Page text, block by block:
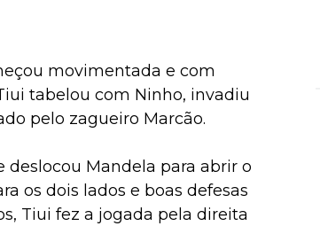
movimentada e com
tabelou com Ninho, invadiu
pelo zagueiro Marcão.
deslocou Mandela para abrir o
os dois lados e boas defesas
Tiui fez a jogada pela direita